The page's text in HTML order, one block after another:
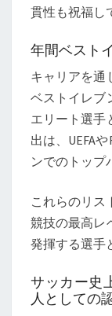
貫性も祝福し
年間ベスト
キャリアを通
ベストイレブ
エリート選手
出は、UEFA
ンでのトップ
これらのリス
競技の最高レ
発揮する選手
サッカー史
人としての